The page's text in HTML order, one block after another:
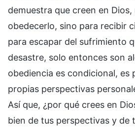
demuestra que creen en
obedecerlo, sino para recibir
para escapar del sufrimiento
desastre, solo entonces son
obediencia es condicional, es
propias perspectivas
Así que, ¿por qué crees en
bien de tus perspectivas y de